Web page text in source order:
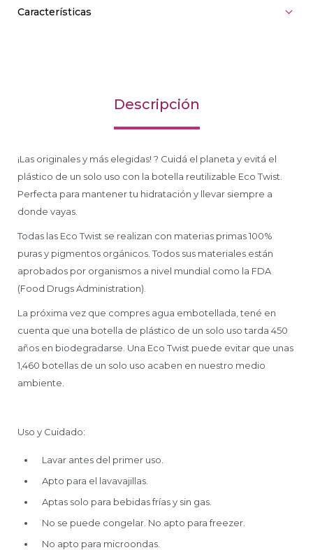
Características
Descripción
¡Las originales y más elegidas! ? Cuidá el planeta y evitá el
plástico de un solo uso con la botella reutilizable Eco Twist.
Perfecta para mantener tu hidratación y llevar siempre a
donde vayas.
Todas las Eco Twist se realizan con materias primas 100%
puras y pigmentos orgánicos. Todos sus materiales están
aprobados por organismos a nivel mundial como la FDA
(Food Drugs Administration).
La próxima vez que compres agua embotellada, tené en
cuenta que una botella de plástico de un solo uso tarda 450
años en biodegradarse. Una Eco Twist puede evitar que unas
1,460 botellas de un solo uso acaben en nuestro medio
ambiente.
Uso y Cuidado:
Lavar antes del primer uso.
Apto para el lavavajillas.
Aptas solo para bebidas frías y sin gas.
No se puede congelar. No apto para freezer.
No apto para microondas.